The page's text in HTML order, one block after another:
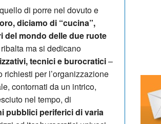
di porre nel dovuto e
diciamo di “cucina”,
del mondo delle due ruote
ma si dedicano
tecnici e burocratici–
per l’organizzazione
contornati da un intrico,
nel tempo, di
pubblici periferici di varia